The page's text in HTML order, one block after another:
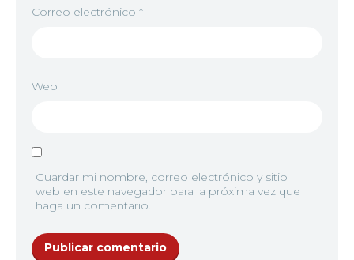
Correo electrónico *
Web
Guardar mi nombre, correo electrónico y sitio
web en este navegador para la próxima vez que
haga un comentario.